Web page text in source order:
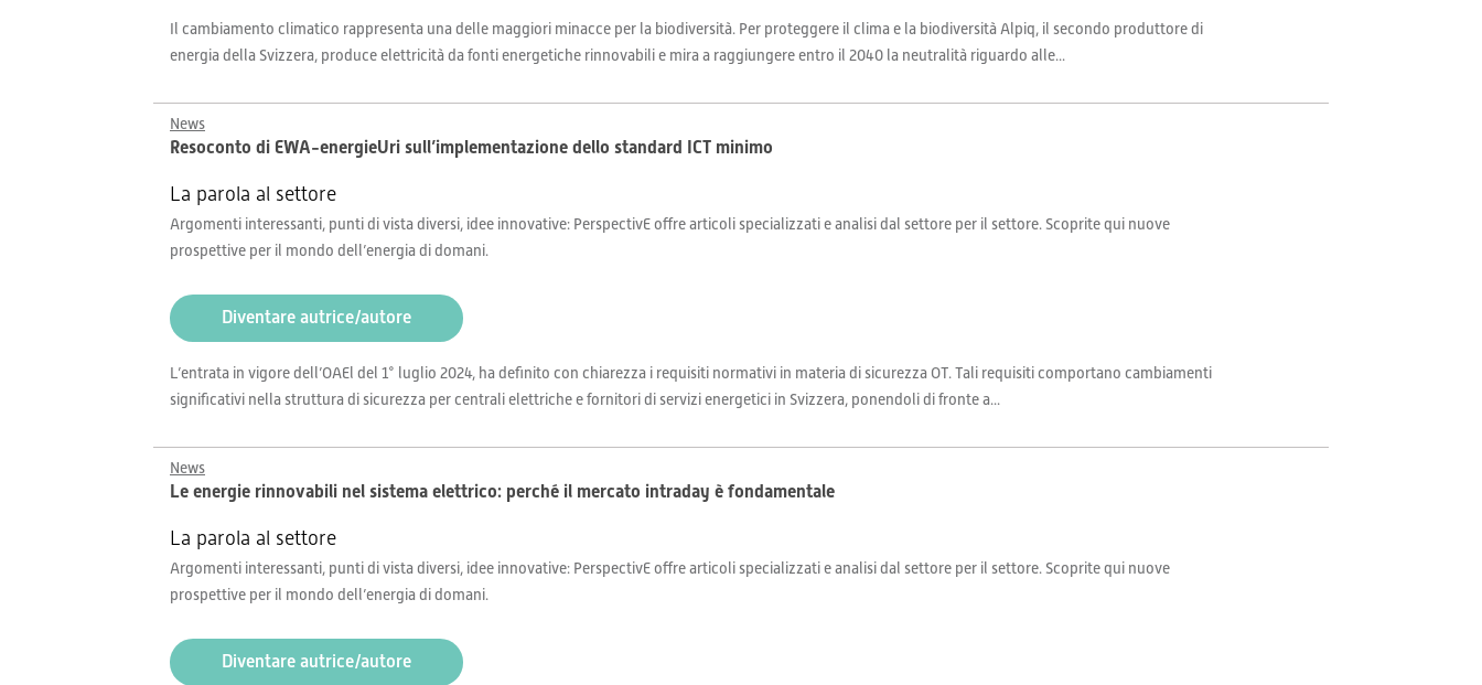
Il cambiamento climatico rappresenta una delle maggiori minacce per la biodiversità. Per proteggere il clima e la biodiversità Alpiq, il secondo produttore di
energia della Svizzera, produce elettricità da fonti energetiche rinnovabili e mira a raggiungere entro il 2040 la neutralità riguardo alle...
News
Resoconto di EWA-energieUri sull’implementazione dello standard ICT minimo
La parola al settore
Argomenti interessanti, punti di vista diversi, idee innovative: PerspectivE offre articoli specializzati e analisi dal settore per il settore. Scoprite qui nuove
prospettive per il mondo dell’energia di domani.
Diventare autrice/autore
L’entrata in vigore dell’OAEl del 1° luglio 2024, ha definito con chiarezza i requisiti normativi in materia di sicurezza OT. Tali requisiti comportano cambiamenti
significativi nella struttura di sicurezza per centrali elettriche e fornitori di servizi energetici in Svizzera, ponendoli di fronte a...
News
Le energie rinnovabili nel sistema elettrico: perché il mercato intraday è fondamentale
La parola al settore
Argomenti interessanti, punti di vista diversi, idee innovative: PerspectivE offre articoli specializzati e analisi dal settore per il settore. Scoprite qui nuove
prospettive per il mondo dell’energia di domani.
Diventare autrice/autore